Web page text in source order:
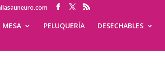
MESA PELUQUERÍA DESECHABLES